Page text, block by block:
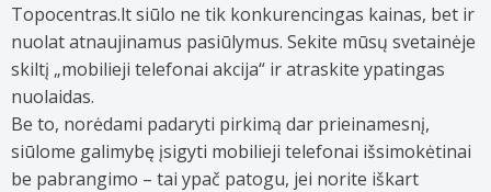
Topocentras.lt siūlo ne tik konkurencingas kainas, bet ir
nuolat atnaujinamus pasiūlymus. Sekite mūsų svetainėje
skiltį „mobilieji telefonai akcija“ ir atraskite ypatingas
nuolaidas.
Be to, norėdami padaryti pirkimą dar prieinamesnį,
siūlome galimybę įsigyti mobilieji telefonai išsimokėtinai
be pabrangimo – tai ypač patogu, jei norite iškart